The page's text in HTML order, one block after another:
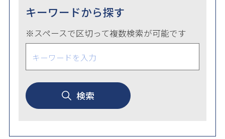
キーワードから探す
※スペースで区切って複数検索が可能です
検索